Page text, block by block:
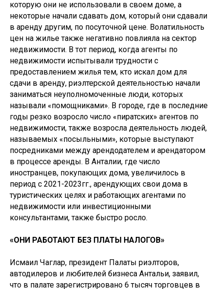
которую они не использовали в своем доме, а
некоторые начали сдавать дом, который они сдавали
в аренду другим, по посуточной цене. Волатильность
цен на жилье также негативно повлияла на сектор
недвижимости. В тот период, когда агенты по
недвижимости испытывали трудности с
предоставлением жилья тем, кто искал дом для
сдачи в аренду, риэлтерской деятельностью начали
заниматься неуполномоченные люди, которых
называли «помощниками». В городе, где в последние
годы резко возросло число «пиратских» агентов по
недвижимости, также возросла деятельность людей,
называемых «посыльными», которые выступают
посредниками между арендодателем и арендатором
в процессе аренды. В Анталии, где число
иностранцев, покупающих дома, увеличилось в
период с 2021-2023гг., арендующих свои дома в
туристических целях и работающих агентами по
недвижимости или инвестиционными
консультантами, также быстро росло.
«ОНИ РАБОТАЮТ БЕЗ ПЛАТЫ НАЛОГОВ»
Исмаил Чаглар, президент Палаты риэлторов,
автодилеров и любителей бизнеса Антальи, заявил,
что в палате зарегистрировано 6 тысяч торговцев в